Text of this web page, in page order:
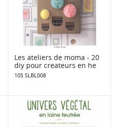
Les ateliers de moma - 20
diy pour createurs en he
105 SLBL008